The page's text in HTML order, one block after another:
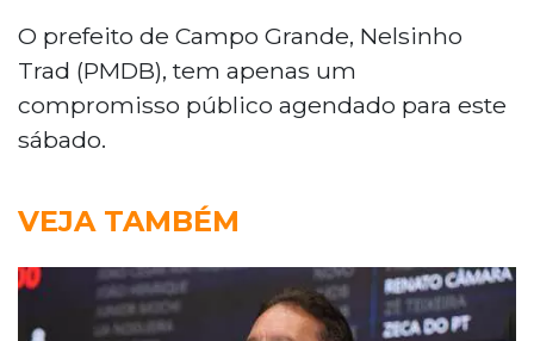
O prefeito de Campo Grande, Nelsinho
Trad (PMDB), tem apenas um
compromisso público agendado para este
sábado.
VEJA TAMBÉM